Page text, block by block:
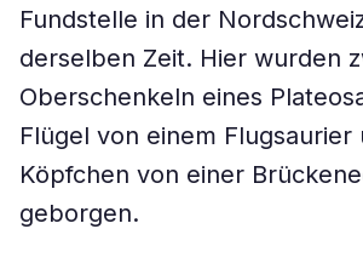
Fundstelle in der
derselben Zeit. Hier wurden
Oberschenkeln eines
Flügel von einem Flugsaurier
Köpfchen von einer
geborgen.